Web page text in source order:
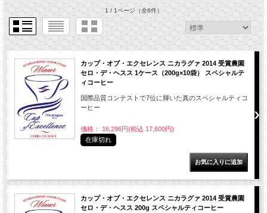
1 / 1ページ（全6件）
カップ・オブ・エクセレンス ニカラグァ 2014 受賞農園
セロ・デ・ヘスス 1ケース（200g×10袋） スペシャルテ
ィコーヒー
国際品質コンテストで7位に輝いた真のスペシャルティコ
ーヒー
価格： 16,296円(税込 17,600円)
在庫切れ
カップ・オブ・エクセレンス ニカラグァ 2014 受賞農園
セロ・デ・ヘスス 200g スペシャルティコーヒー